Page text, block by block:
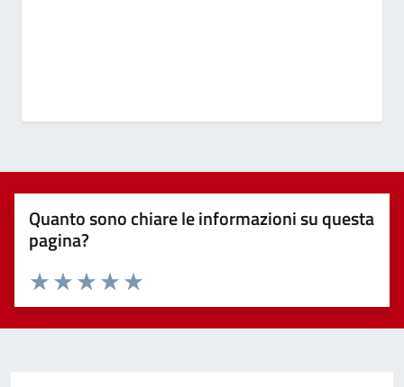
Quanto sono chiare le informazioni su questa
pagina?
Valuta 5 stelle su 5
Valuta 4 stelle su 5
Valuta 3 stelle su 5
Valuta 2 stelle su 5
Valuta 1 stelle su 5